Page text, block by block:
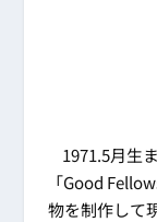
1971.5月生
「Good
物を制作して